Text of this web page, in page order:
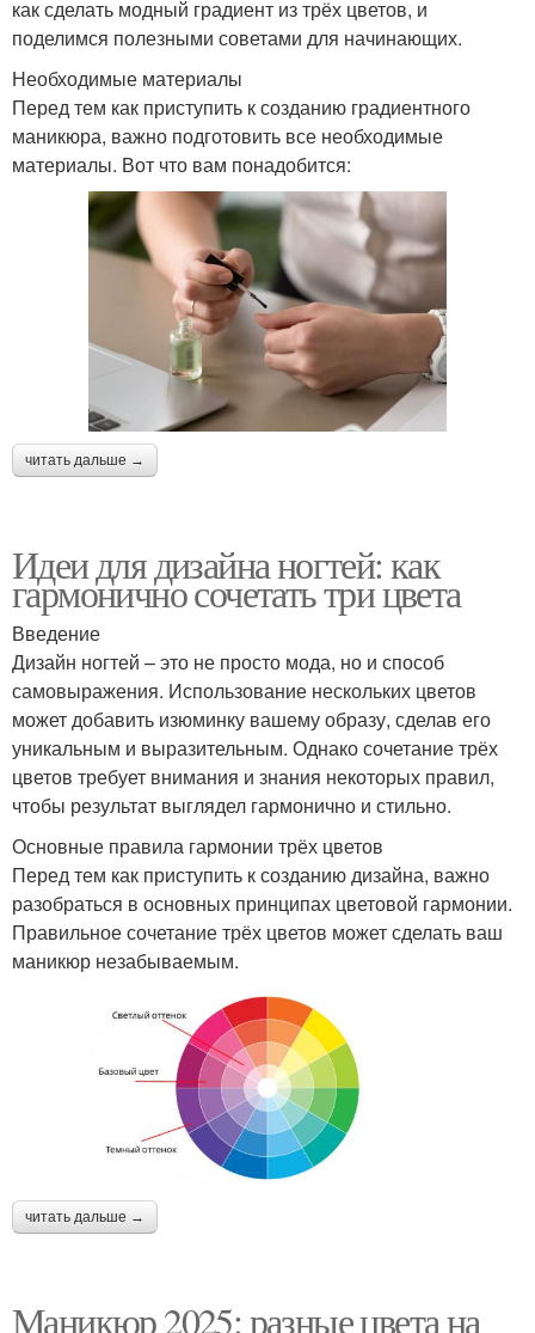
как сделать модный градиент из трёх цветов, и
поделимся полезными советами для начинающих.
Необходимые материалы
Перед тем как приступить к созданию градиентного
маникюра, важно подготовить все необходимые
материалы. Вот что вам понадобится:
читать дальше →
Идеи для дизайна ногтей: как
гармонично сочетать три цвета
Введение
Дизайн ногтей – это не просто мода, но и способ
самовыражения. Использование нескольких цветов
может добавить изюминку вашему образу, сделав его
уникальным и выразительным. Однако сочетание трёх
цветов требует внимания и знания некоторых правил,
чтобы результат выглядел гармонично и стильно.
Основные правила гармонии трёх цветов
Перед тем как приступить к созданию дизайна, важно
разобраться в основных принципах цветовой гармонии.
Правильное сочетание трёх цветов может сделать ваш
маникюр незабываемым.
читать дальше →
Маникюр 2025: разные цвета на